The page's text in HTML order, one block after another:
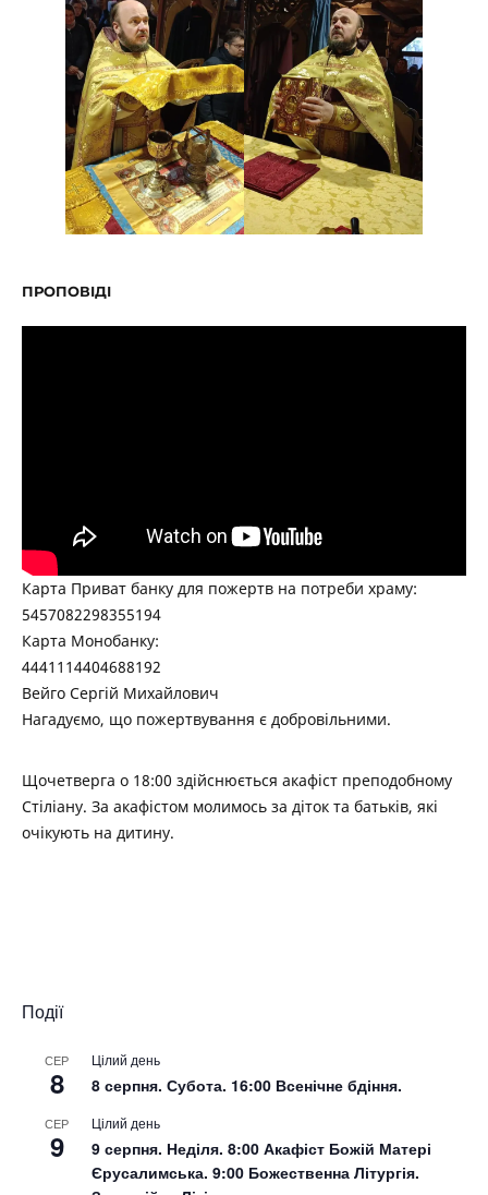
ПРОПОВІДІ
Карта Приват банку для пожертв на потреби храму:
5457082298355194
Карта Монобанку:
4441114404688192
Вейго Сергій Михайлович
Нагадуємо, що пожертвування є добровільними.
Щочетверга о 18:00 здійснюється акафіст преподобному
Стіліану. За акафістом молимось за діток та батьків, які
очікують на дитину.
Події
СЕР
8
Цілий день
8 серпня. Субота. 16:00 Всенічне бдіння.
СЕР
9
Цілий день
9 серпня. Неділя. 8:00 Акафіст Божій Матері
Єрусалимська. 9:00 Божественна Літургія.